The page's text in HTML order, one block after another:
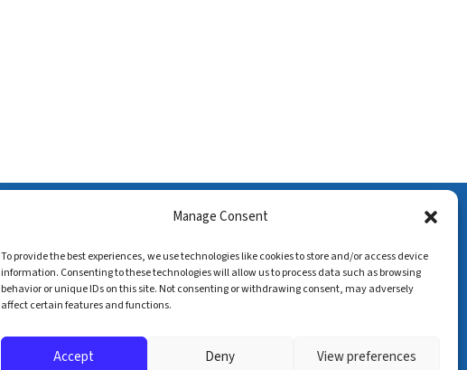
Manage Consent
To provide the best experiences, we use technologies like cookies to store and/or access device
information. Consenting to these technologies will allow us to process data such as browsing
behavior or unique IDs on this site. Not consenting or withdrawing consent, may adversely
affect certain features and functions.
Accept Deny View preferences
Association du Paiement
75008 PARIS
+33 (0) 6 72 14 92 53